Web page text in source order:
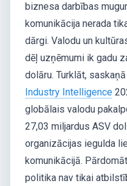
biznesa darbības
komunikācija nerada
dārgi. Valodu un
dēļ uzņēmumi ik gadu
dolāru. Turklāt,
Industry Intelligence
globālais valodu
27,03 miljardus ASV
organizācijas iegulda
komunikācijā.
politika nav tikai